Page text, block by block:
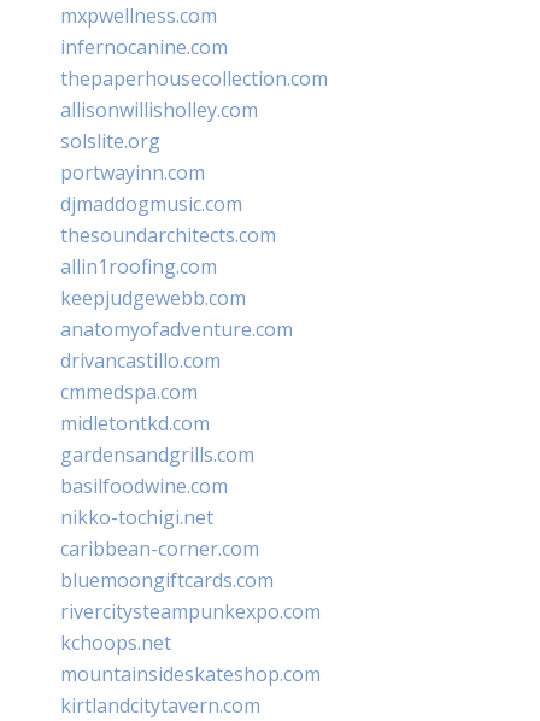
mxpwellness.com
infernocanine.com
thepaperhousecollection.com
allisonwillisholley.com
solslite.org
portwayinn.com
djmaddogmusic.com
thesoundarchitects.com
allin1roofing.com
keepjudgewebb.com
anatomyofadventure.com
drivancastillo.com
cmmedspa.com
midletontkd.com
gardensandgrills.com
basilfoodwine.com
nikko-tochigi.net
caribbean-corner.com
bluemoongiftcards.com
rivercitysteampunkexpo.com
kchoops.net
mountainsideskateshop.com
kirtlandcitytavern.com